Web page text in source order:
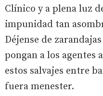
Clínico y a plena luz
impunidad tan
Déjense de
pongan a los agentes
estos salvajes entre
fuera menester.